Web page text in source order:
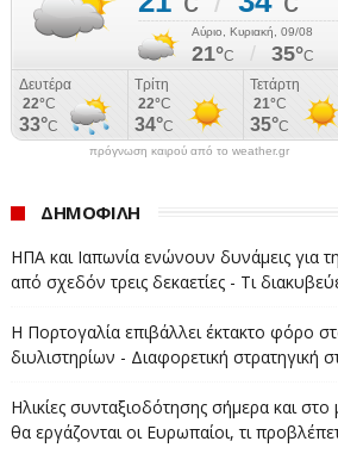
πρόγνωση καιρού από το weather.gr
ΔΗΜΟΦΙΛΗ
ΗΠΑ και Ιαπωνία ενώνουν δυνάμεις για
από σχεδόν τρεις δεκαετίες - Τι
Η Πορτογαλία επιβάλλει έκτακτο φόρο
διυλιστηρίων - Διαφορετική στρατηγική
Ηλικίες συνταξιοδότησης σήμερα και
θα εργάζονται οι Ευρωπαίοι, τι